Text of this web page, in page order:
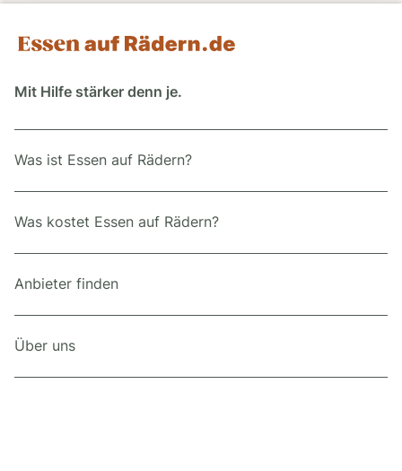
Mit Hilfe stärker denn je.
Was ist Essen auf Rädern?
Was kostet Essen auf Rädern?
Anbieter finden
Über uns